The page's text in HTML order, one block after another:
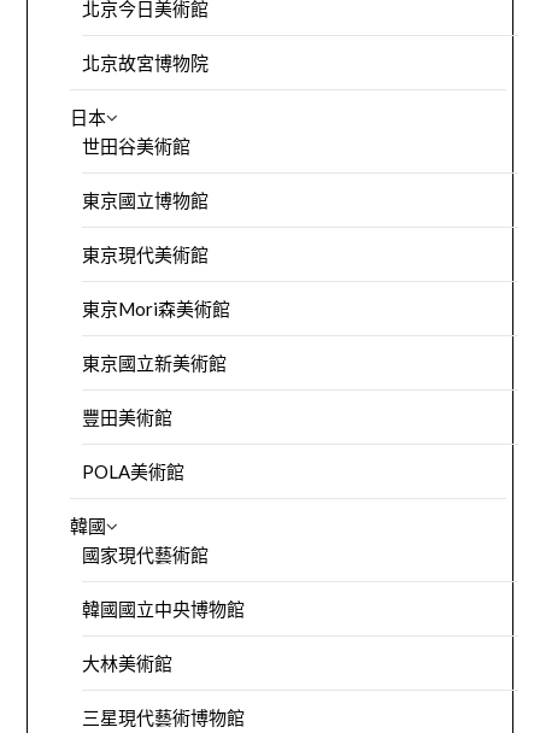
北京今日美術館
北京故宮博物院
日本
世田谷美術館
東京國立博物館
東京現代美術館
東京Mori森美術館
東京國立新美術館
豐田美術館
POLA美術館
韓國
國家現代藝術館
韓國國立中央博物館
大林美術館
三星現代藝術博物館